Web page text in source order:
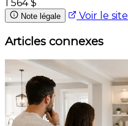
1 564 $
Note légale Voir le site
Articles connexes